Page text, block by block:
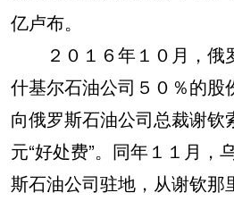
亿卢布。
２０１６年１０月，俄
什基尔石油公司５０％的股
向俄罗斯石油公司总裁谢钦
元“好处费”。同年１１月，
斯石油公司驻地，从谢钦那